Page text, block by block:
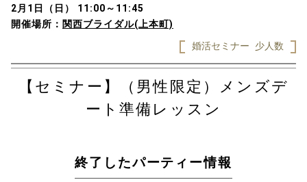
2月1日（日） 11:00～11:45
開催場所： 関西ブライダル(上本町)
婚活セミナー
少人数
【セミナー】（男性限定）メンズデ
ート準備レッスン
終了したパーティー情報